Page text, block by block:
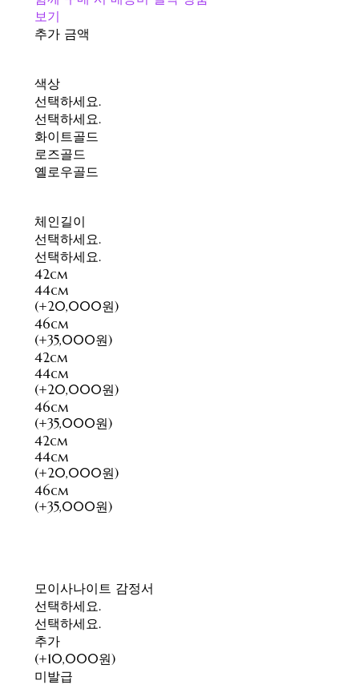
보기
추가 금액
색상
선택하세요.
선택하세요.
화이트골드
로즈골드
옐로우골드
체인길이
선택하세요.
선택하세요.
42cm
44cm
(+20,000원)
46cm
(+35,000원)
42cm
44cm
(+20,000원)
46cm
(+35,000원)
42cm
44cm
(+20,000원)
46cm
(+35,000원)
모이사나이트 감정서
선택하세요.
선택하세요.
추가
(+10,000원)
미발급